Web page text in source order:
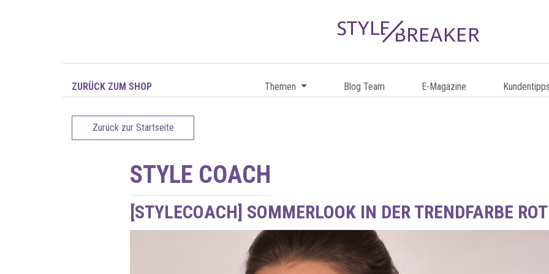
ZURÜCK ZUM SHOP Themen Blog Team E-Magazine
Zurück zur Startseite
STYLE COACH
[STYLECOACH] SOMMERLOOK IN DER TRENDFARBE